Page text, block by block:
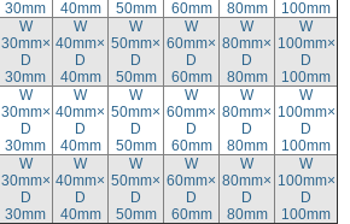
30mm
40mm
50mm
60mm
80mm
100mm
W
30mm×
D
30mm
W
40mm×
D
40mm
W
50mm×
D
50mm
W
60mm×
D
60mm
W
80mm×
D
80mm
W
100mm×
D
100mm
W
30mm×
D
30mm
W
40mm×
D
40mm
W
50mm×
D
50mm
W
60mm×
D
60mm
W
80mm×
D
80mm
W
100mm×
D
100mm
W
30mm×
D
30mm
W
40mm×
D
40mm
W
50mm×
D
50mm
W
60mm×
D
60mm
W
80mm×
D
80mm
W
100mm×
D
100mm